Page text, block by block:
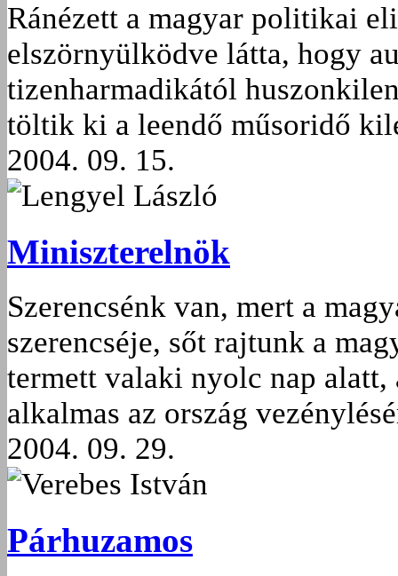
Ránézett a magyar politikai
elszörnyülködve látta, hogy
tizenharmadikától
töltik ki a leendő műsoridő
2004. 09. 15.
Lengyel László
Miniszterelnök
Szerencsénk van, mert a
szerencséje, sőt rajtunk a
termett valaki nyolc nap
alkalmas az ország
2004. 09. 29.
Verebes István
Párhuzamos